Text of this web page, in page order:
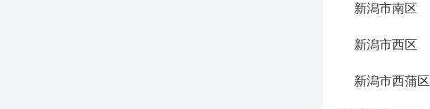
新潟市南区
新潟市西区
新潟市西蒲区